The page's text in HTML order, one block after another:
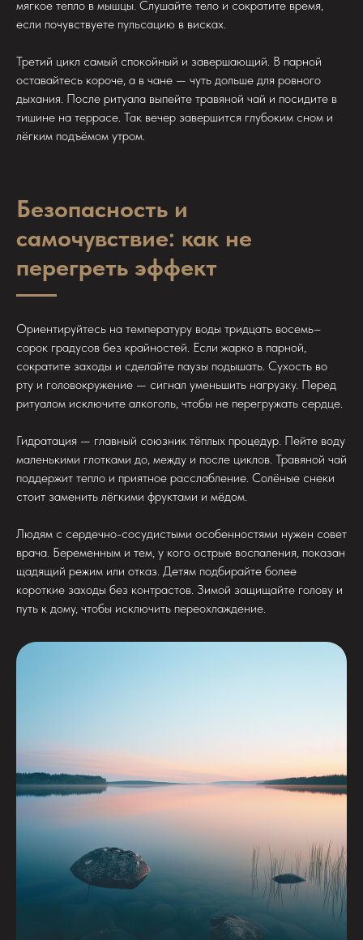
мягкое тепло в мышцы. Слушайте тело и сократите время,
если почувствуете пульсацию в висках.
Третий цикл самый спокойный и завершающий. В парной
оставайтесь короче, а в чане — чуть дольше для ровного
дыхания. После ритуала выпейте травяной чай и посидите в
тишине на террасе. Так вечер завершится глубоким сном и
лёгким подъёмом утром.
Безопасность и
самочувствие: как не
перегреть эффект
Ориентируйтесь на температуру воды тридцать восемь–
сорок градусов без крайностей. Если жарко в парной,
сократите заходы и сделайте паузы подышать. Сухость во
рту и головокружение — сигнал уменьшить нагрузку. Перед
ритуалом исключите алкоголь, чтобы не перегружать сердце.
Гидратация — главный союзник тёплых процедур. Пейте воду
маленькими глотками до, между и после циклов. Травяной чай
поддержит тепло и приятное расслабление. Солёные снеки
стоит заменить лёгкими фруктами и мёдом.
Людям с сердечно-сосудистыми особенностями нужен совет
врача. Беременным и тем, у кого острые воспаления, показан
щадящий режим или отказ. Детям подбирайте более
короткие заходы без контрастов. Зимой защищайте голову и
путь к дому, чтобы исключить переохлаждение.